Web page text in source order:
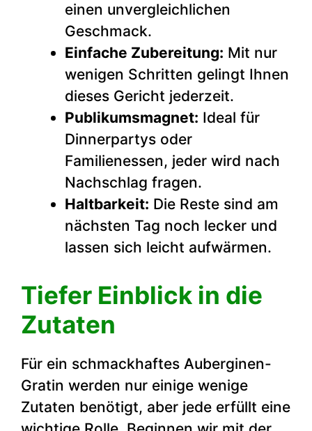
einen unvergleichlichen
Geschmack.
Einfache Zubereitung: Mit nur
wenigen Schritten gelingt Ihnen
dieses Gericht jederzeit.
Publikumsmagnet: Ideal für
Dinnerpartys oder
Familienessen, jeder wird nach
Nachschlag fragen.
Haltbarkeit: Die Reste sind am
nächsten Tag noch lecker und
lassen sich leicht aufwärmen.
Tiefer Einblick in die
Zutaten
Für ein schmackhaftes Auberginen-
Gratin werden nur einige wenige
Zutaten benötigt, aber jede erfüllt eine